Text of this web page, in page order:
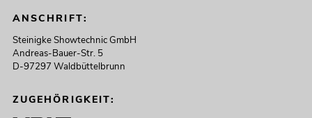
ANSCHRIFT:
Steinigke Showtechnic GmbH
Andreas-Bauer-Str. 5
D-97297 Waldbüttelbrunn
ZUGEHÖRIGKEIT: